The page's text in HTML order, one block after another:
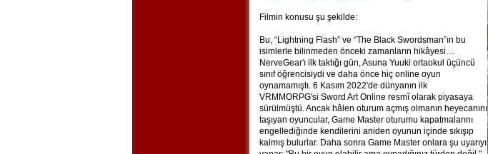
Filmin konusu şu şekilde:
Bu, “Lightning Flash” ve “The Black Swordsman”ın bu
isimlerle bilinmeden önceki zamanların hikâyesi…
NerveGear'ı ilk taktığı gün, Asuna Yuuki ortaokul üçüncü
sınıf öğrencisiydi ve daha önce hiç online oyun
oynamamıştı. 6 Kasım 2022'de dünyanın ilk
VRMMORPG'si Sword Art Online resmî olarak piyasaya
sürülmüştü. Ancak hâlen oturum açmış olmanın heyecanını
taşıyan oyuncular, Game Master oturumu kapatmalarını
engellediğinde kendilerini aniden oyunun içinde sıkışıp
kalmış bulurlar. Daha sonra Game Master onlara şu uyarıyı